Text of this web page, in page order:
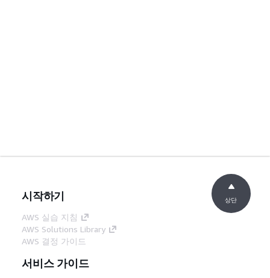
시작하기
AWS 실습 지침
AWS Solutions Library
AWS 결정 가이드
서비스 가이드
상단